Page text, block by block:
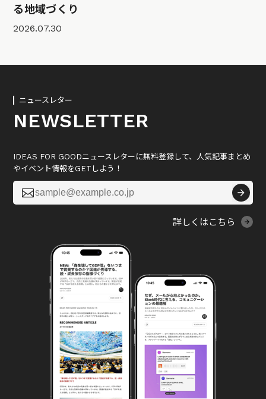
る地域づくり
2026.07.30
ニュースレター
NEWSLETTER
IDEAS FOR GOODニュースレターに無料登録して、人気記事まとめ
やイベント情報をGETしよう！

詳しくはこちら